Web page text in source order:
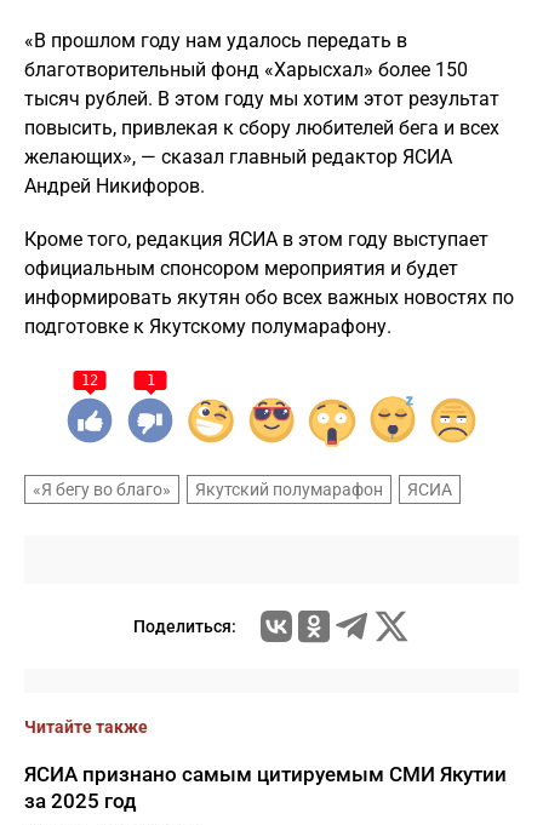
«В прошлом году нам удалось передать в
благотворительный фонд «Харысхал» более 150
тысяч рублей. В этом году мы хотим этот результат
повысить, привлекая к сбору любителей бега и всех
желающих», — сказал главный редактор ЯСИА
Андрей Никифоров.
Кроме того, редакция ЯСИА в этом году выступает
официальным спонсором мероприятия и будет
информировать якутян обо всех важных новостях по
подготовке к Якутскому полумарафону.
12 1
«Я бегу во благо» Якутский полумарафон ЯСИА
Поделиться:
Читайте также
ЯСИА признано самым цитируемым СМИ Якутии
за 2025 год